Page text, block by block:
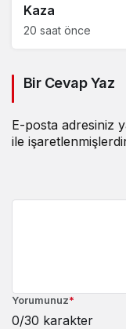
Kaza
20 saat önce
Bir Cevap Yaz
E-posta adresiniz
ile
Yorumunuz*
0/30 karakter